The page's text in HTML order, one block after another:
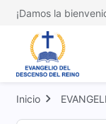
¡Damos la
Inicio